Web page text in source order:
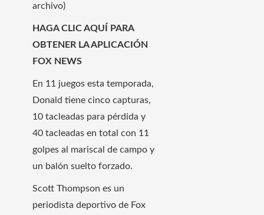
archivo)
HAGA CLIC AQUÍ PARA
OBTENER LA APLICACIÓN
FOX NEWS
En 11 juegos esta temporada,
Donald tiene cinco capturas,
10 tacleadas para pérdida y
40 tacleadas en total con 11
golpes al mariscal de campo y
un balón suelto forzado.
Scott Thompson es un
periodista deportivo de Fox